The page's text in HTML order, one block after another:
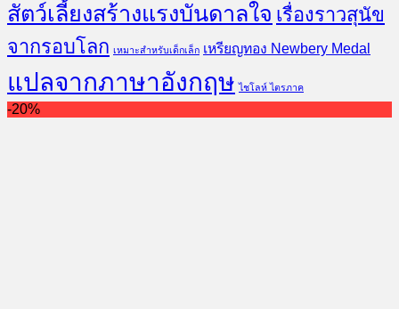
สัตว์เลี้ยงสร้างแรงบันดาลใจ เรื่องราวสุนัข
จากรอบโลก เหมาะสำหรับเด็กเล็ก เหรียญทอง Newbery Medal
แปลจากภาษาอังกฤษ ไชโลห์ ไตรภาค
-20%